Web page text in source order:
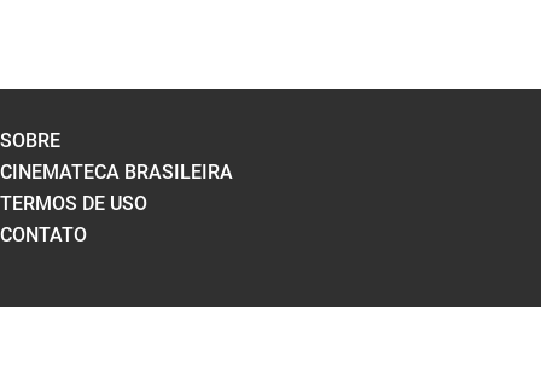
SOBRE
CINEMATECA BRASILEIRA
TERMOS DE USO
CONTATO